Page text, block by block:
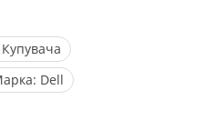
Dell